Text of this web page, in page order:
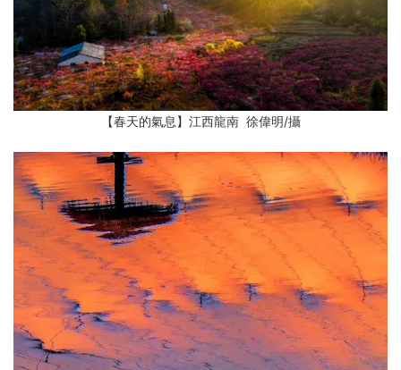
【春天的氣息】江西龍南 徐偉明/攝